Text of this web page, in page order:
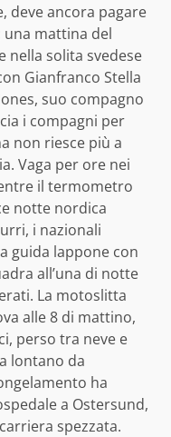
deve ancora pagare
mattina del
nella solita svedese
Gianfranco Stella
suo compagno
i compagni per
non riesce più a
Vaga per ore nei
il termometro
notte nordica
i nazionali
guida lappone con
all’una di notte
La motoslitta
alle 8 di mattino,
perso tra neve e
lontano da
ha
a Ostersund,
spezzata.